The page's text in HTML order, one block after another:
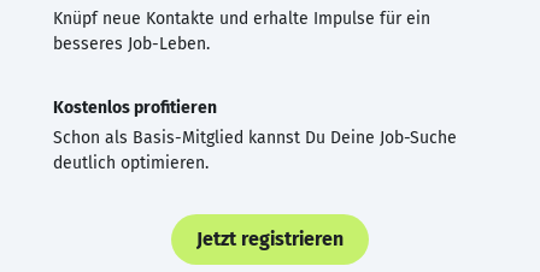
Knüpf neue Kontakte und erhalte Impulse für ein
besseres Job-Leben.
Kostenlos profitieren
Schon als Basis-Mitglied kannst Du Deine Job-Suche
deutlich optimieren.
Jetzt registrieren